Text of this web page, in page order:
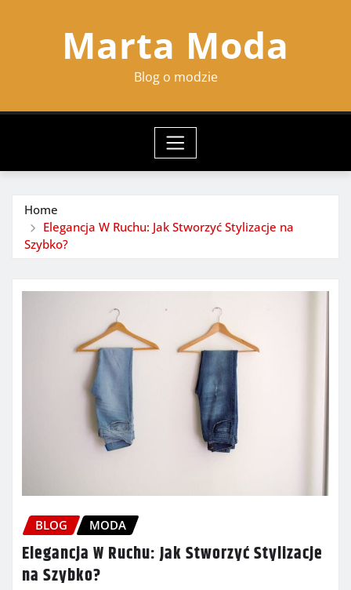
Marta Moda
Blog o modzie
Home
Elegancja W Ruchu: Jak Stworzyć Stylizacje na
Szybko?
BLOG MODA
Elegancja W Ruchu: Jak Stworzyć Stylizacje
na Szybko?